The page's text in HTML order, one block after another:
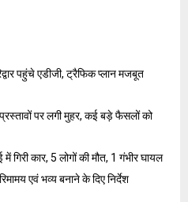
पहुंचे एडीजी, ट्रैफिक प्लान मजबूत
पर लगी मुहर, कई बड़े फैसलों को
गिरी कार, 5 लोगों की मौत, 1 गंभीर घायल
एवं भव्य बनाने के दिए निर्देश